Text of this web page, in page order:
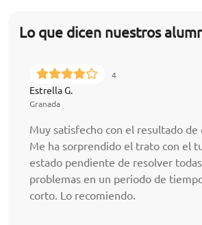
Lo que dicen nuestros
4
Estrella G.
Granada
Muy satisfecho con el resultado de
Me ha sorprendido el trato con el
estado pendiente de resolver
problemas en un periodo de
corto. Lo recomiendo.